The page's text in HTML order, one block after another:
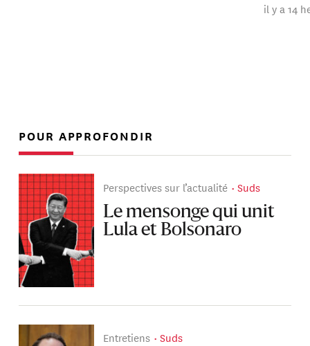
il y a 14
POUR APPROFONDIR
Perspectives sur l’actualité Suds
Le mensonge qui unit
Lula et Bolsonaro
Entretiens Suds